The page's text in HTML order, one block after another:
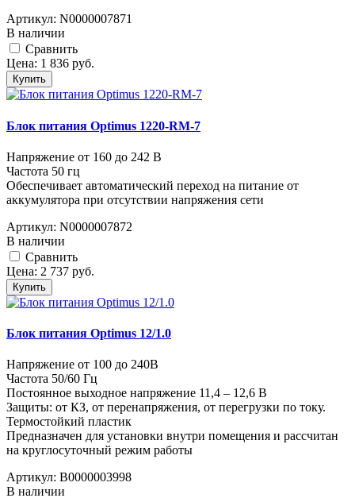
Артикул: N0000007871
В наличии
Cравнить
Цена: 1 836 руб.
Купить
Блок питания Optimus 1220-RM-7
Напряжение от 160 до 242 В
Частота 50 гц
Обеспечивает автоматический переход на питание от
аккумулятора при отсутствии напряжения сети
Артикул: N0000007872
В наличии
Cравнить
Цена: 2 737 руб.
Купить
Блок питания Optimus 12/1.0
Напряжение от 100 до 240В
Частота 50/60 Гц
Постоянное выходное напряжение 11,4 – 12,6 В
Защиты: от КЗ, от перенапряжения, от перегрузки по току.
Термостойкий пластик
Предназначен для установки внутри помещения и рассчитан
на круглосуточный режим работы
Артикул: В0000003998
В наличии